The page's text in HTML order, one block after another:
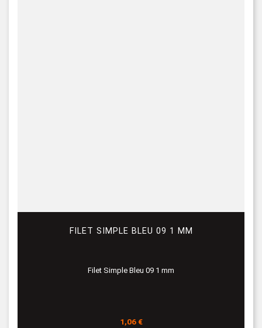
FILET SIMPLE BLEU 09 1 MM
Filet Simple Bleu 09 1 mm
Prix
1,06 €